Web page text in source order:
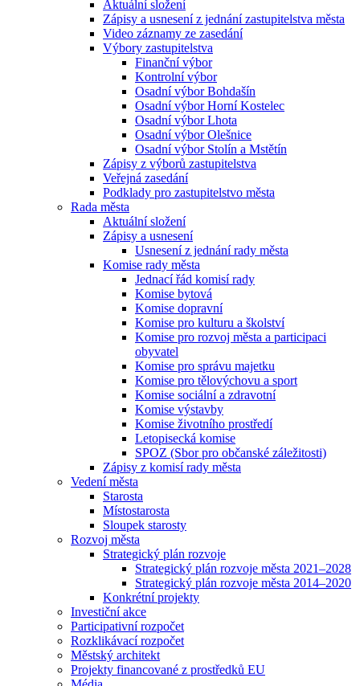
Aktuální složení
Zápisy a usnesení z jednání zastupitelstva města
Video záznamy ze zasedání
Výbory zastupitelstva
Finanční výbor
Kontrolní výbor
Osadní výbor Bohdašín
Osadní výbor Horní Kostelec
Osadní výbor Lhota
Osadní výbor Olešnice
Osadní výbor Stolín a Mstětín
Zápisy z výborů zastupitelstva
Veřejná zasedání
Podklady pro zastupitelstvo města
Rada města
Aktuální složení
Zápisy a usnesení
Usnesení z jednání rady města
Komise rady města
Jednací řád komisí rady
Komise bytová
Komise dopravní
Komise pro kulturu a školství
Komise pro rozvoj města a participaci
obyvatel
Komise pro správu majetku
Komise pro tělovýchovu a sport
Komise sociální a zdravotní
Komise výstavby
Komise životního prostředí
Letopisecká komise
SPOZ (Sbor pro občanské záležitosti)
Zápisy z komisí rady města
Vedení města
Starosta
Místostarosta
Sloupek starosty
Rozvoj města
Strategický plán rozvoje
Strategický plán rozvoje města 2021–2028
Strategický plán rozvoje města 2014–2020
Konkrétní projekty
Investiční akce
Participativní rozpočet
Rozklikávací rozpočet
Městský architekt
Projekty financované z prostředků EU